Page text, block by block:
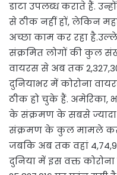
डाटा उपलब्ध कराते हैं.
से ठीक नहीं हों, लेकिन
अच्छा काम कर रहा
संक्रमित लोगों की कुल
वायरस से अब तक
दुनियाभर में कोरोना
ठीक हो चुके हैं. अमेरिका,
के संक्रमण के सबसे
संक्रमण के कुल मामले
जबकि अब तक वहां
दुनिया में इस वक्त